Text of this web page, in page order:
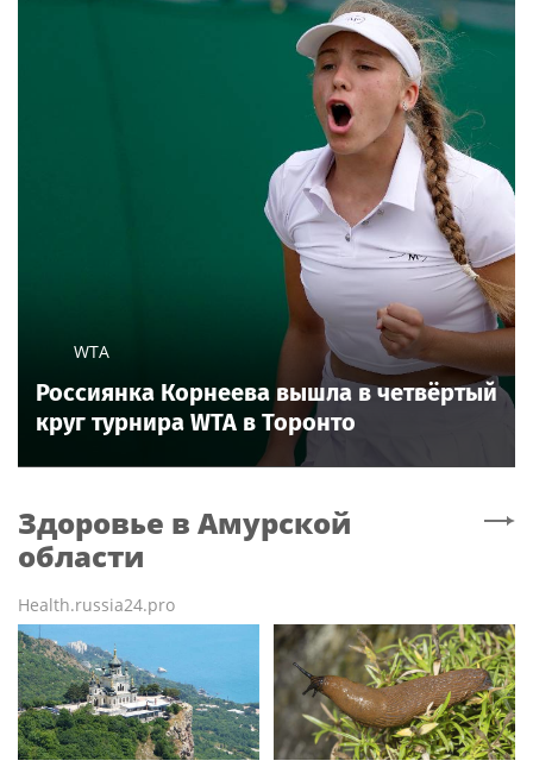
WTA
Россиянка Корнеева вышла в четвёртый
круг турнира WTA в Торонто
Здоровье в Амурской
области
Health.russia24.pro